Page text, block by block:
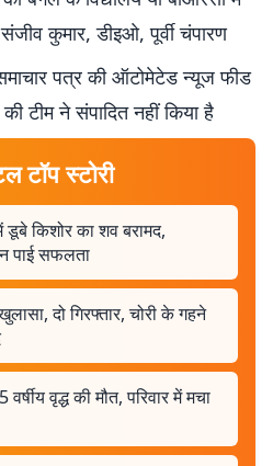
कुमार, डीइओ, पूर्वी चंपारण
पत्र की ऑटोमेटेड न्यूज फीड
टीम ने संपादित नहीं किया है
टॉप स्टोरी
डूबे किशोर का शव बरामद,
पाई सफलता
दो गिरफ्तार, चोरी के गहने
वृद्ध की मौत, परिवार में मचा